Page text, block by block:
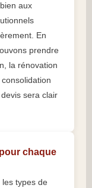
aux
En
prendre
la rénovation
sera clair
chaque
types de